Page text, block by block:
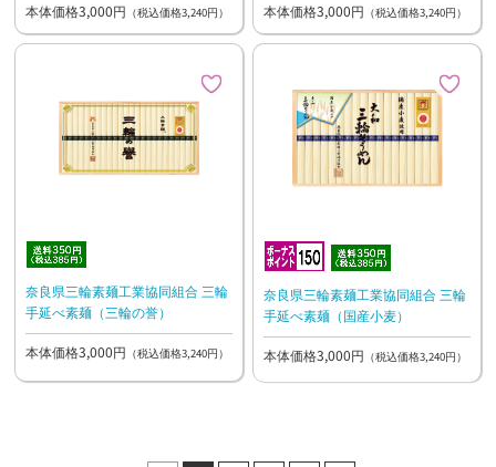
本体価格3,000円 （税込価格3,240円） 本体価格3,000円 （税込価格3,240円）
奈良県三輪素麺工業協同組合 三輪
手延べ素麺（三輪の誉）
本体価格3,000円 （税込価格3,240円）
奈良県三輪素麺工業協同組合 三輪
手延べ素麺（国産小麦）
本体価格3,000円 （税込価格3,240円）